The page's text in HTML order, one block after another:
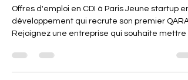
Offres d'emploi en CDI à Paris Jeune startup en
développement qui recrute son premier QARA !
Rejoignez une entreprise qui souhaite mettre
innovant. Le challenge: accompagner
l'entreprise à l'obtention de l'ISO13485 et du